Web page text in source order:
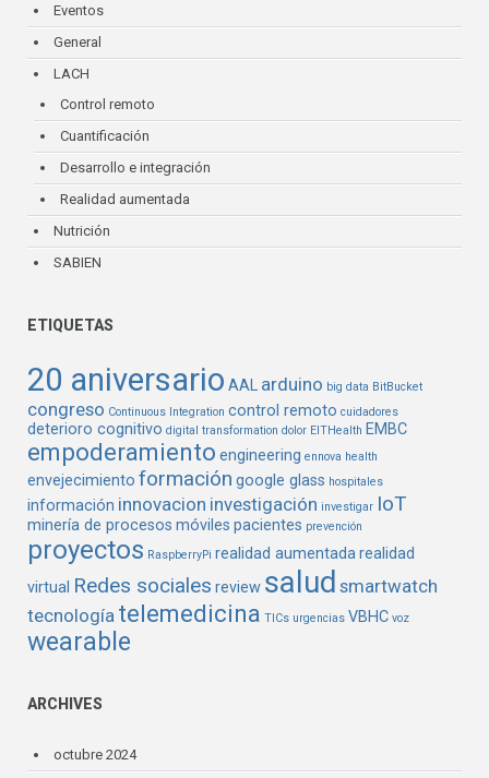
Eventos
General
LACH
Control remoto
Cuantificación
Desarrollo e integración
Realidad aumentada
Nutrición
SABIEN
ETIQUETAS
20 aniversario AAL arduino big data BitBucket
congreso Continuous Integration control remoto cuidadores
deterioro cognitivo digital transformation dolor EITHealth EMBC
empoderamiento engineering ennova health
envejecimiento formación google glass hospitales
información innovacion investigación investigar IoT
minería de procesos móviles pacientes prevención
proyectos RaspberryPi realidad aumentadarealidad
virtual Redes sociales review salud smartwatch
tecnología telemedicina TICs urgencias VBHC voz
wearable
ARCHIVES
octubre 2024